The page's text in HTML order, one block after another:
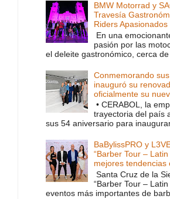
BMW Motorrad y
Travesía
Riders Apasionados
En una
pasión por las
el deleite gastronómico, cerca de
Conmemorando
inauguró su
oficialmente su
• CERABOL, la
trayectoria del país
sus 54 aniversario para
BaBylissPRO y
“Barber Tour –
mejores
Santa Cruz de la
“Barber Tour –
eventos más importantes de